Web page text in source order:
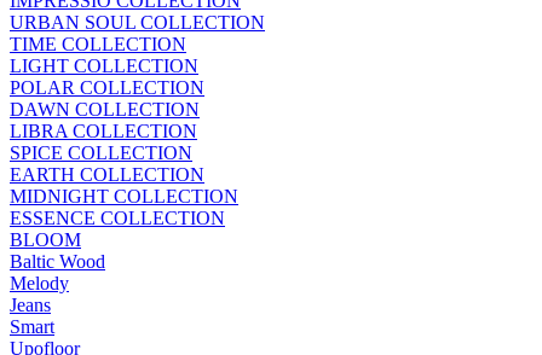
URBAN SOUL COLLECTION
TIME COLLECTION
LIGHT COLLECTION
POLAR COLLECTION
DAWN COLLECTION
LIBRA COLLECTION
SPICE COLLECTION
EARTH COLLECTION
MIDNIGHT COLLECTION
ESSENCE COLLECTION
BLOOM
Baltic Wood
Melody
Jeans
Smart
Upofloor